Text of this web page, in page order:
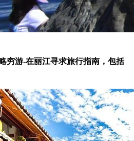
穷游-在丽江寻求旅行指南，包括